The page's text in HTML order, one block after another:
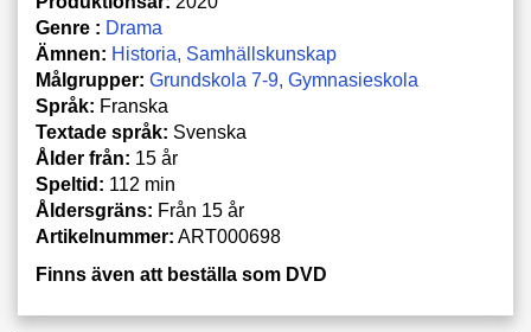
Genre : Drama
Ämnen: Historia Samhällskunskap
Målgrupper: Grundskola 7-9 Gymnasieskola
Språk: Franska
Textade språk: Svenska
Ålder från: 15 år
Speltid: 112 min
Åldersgräns: Från 15 år
Artikelnummer: ART000698
Finns även att beställa som DVD